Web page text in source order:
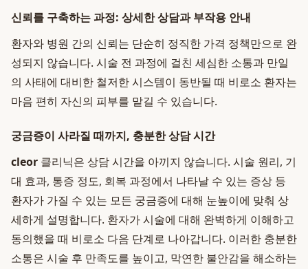
신뢰를 구축하는 과정: 상세한 상담과 부작용 안내
환자와 병원 간의 신뢰는 단순히 정직한 가격 정책만으로 완
성되지 않습니다. 시술 전 과정에 걸친 세심한 소통과 만일
의 사태에 대비한 철저한 시스템이 동반될 때 비로소 환자는
마음 편히 자신의 피부를 맡길 수 있습니다.
궁금증이 사라질 때까지, 충분한 상담 시간
cleor 클리닉은 상담 시간을 아끼지 않습니다. 시술 원리, 기
대 효과, 통증 정도, 회복 과정에서 나타날 수 있는 증상 등
환자가 가질 수 있는 모든 궁금증에 대해 눈높이에 맞춰 상
세하게 설명합니다. 환자가 시술에 대해 완벽하게 이해하고
동의했을 때 비로소 다음 단계로 나아갑니다. 이러한 충분한
소통은 시술 후 만족도를 높이고, 막연한 불안감을 해소하는